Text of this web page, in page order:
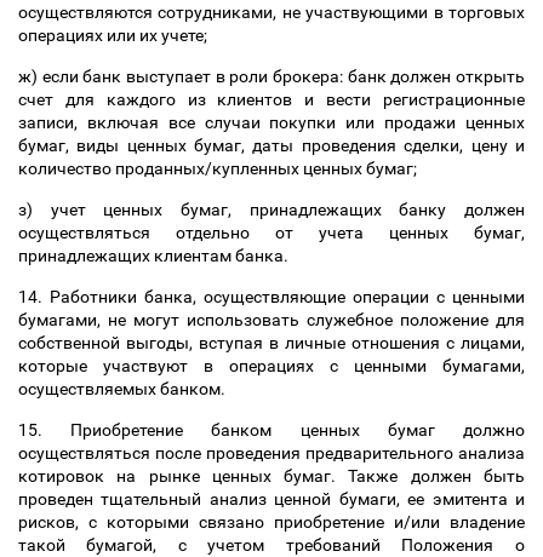
осуществляются сотрудниками, не участвующими в торговых
операциях или их учете;
ж) если банк выступает в роли брокера: банк должен открыть
счет для каждого из клиентов и вести регистрационные
записи, включая все случаи покупки или продажи ценных
бумаг, виды ценных бумаг, даты проведения сделки, цену и
количество проданных/купленных ценных бумаг;
з) учет ценных бумаг, принадлежащих банку должен
осуществляться отдельно от учета ценных бумаг,
принадлежащих клиентам банка.
14. Работники банка, осуществляющие операции с ценными
бумагами, не могут использовать служебное положение для
собственной выгоды, вступая в личные отношения с лицами,
которые участвуют в операциях с ценными бумагами,
осуществляемых банком.
15. Приобретение банком ценных бумаг должно
осуществляться после проведения предварительного анализа
котировок на рынке ценных бумаг. Также должен быть
проведен тщательный анализ ценной бумаги, ее эмитента и
рисков, с которыми связано приобретение и/или владение
такой бумагой, с учетом требований Положения о